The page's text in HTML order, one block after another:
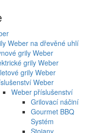
Weber na dřevěné uhlí
grily Weber
grily Weber
grily Weber
Weber
Weber příslušenství
Grilovací náčiní
Gourmet BBQ
Systém
Stojany,